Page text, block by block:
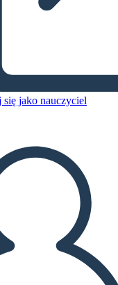
się jako nauczyciel
SLAJDÓW
MI